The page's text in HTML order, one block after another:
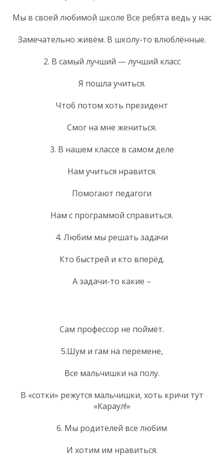
Мы в своей любимой школе Все ребята ведь у нас
Замечательно живём. В школу-то влюблённые.
2. В самый лучший — лучший класс
Я пошла учиться.
Чтоб потом хоть президент
Смог на мне жениться.
3. В нашем классе в самом деле
Нам учиться нравится.
Помогают педагоги
Нам с программой справиться.
4. Любим мы решать задачи
Кто быстрей и кто вперёд.
А задачи-то какие –
Сам профессор не поймёт.
5.Шум и гам на перемене,
Все мальчишки на полу.
В «сотки» режутся мальчишки, хоть кричи тут
«Караул!»
6. Мы родителей все любим
И хотим им нравиться.